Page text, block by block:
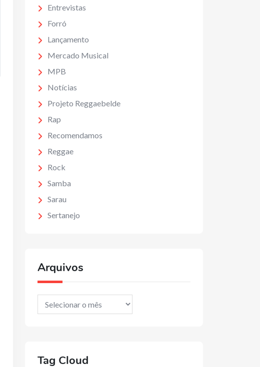
Entrevistas
Forró
Lançamento
Mercado Musical
MPB
Notícias
Projeto Reggaebelde
Rap
Recomendamos
Reggae
Rock
Samba
Sarau
Sertanejo
Arquivos
Arquivos
Tag Cloud